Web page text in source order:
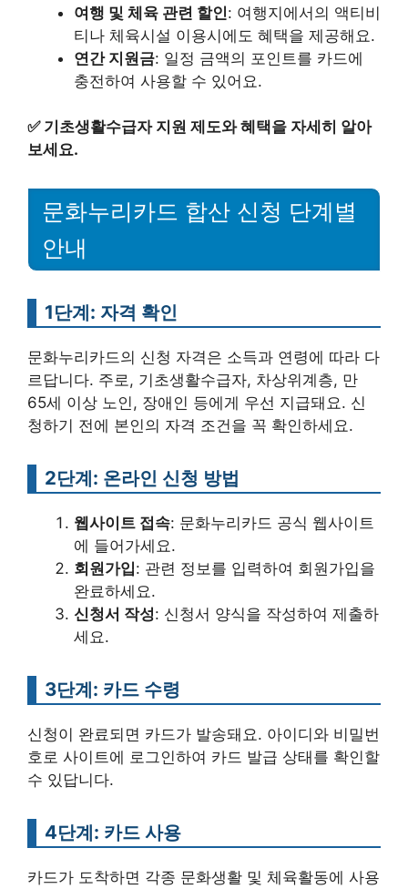
여행 및 체육 관련 할인: 여행지에서의 액티비
티나 체육시설 이용시에도 혜택을 제공해요.
연간 지원금: 일정 금액의 포인트를 카드에
충전하여 사용할 수 있어요.
✅ 기초생활수급자 지원 제도와 혜택을 자세히 알아
보세요.
문화누리카드 합산 신청 단계별
안내
1단계: 자격 확인
문화누리카드의 신청 자격은 소득과 연령에 따라 다
르답니다. 주로, 기초생활수급자, 차상위계층, 만
65세 이상 노인, 장애인 등에게 우선 지급돼요. 신
청하기 전에 본인의 자격 조건을 꼭 확인하세요.
2단계: 온라인 신청 방법
웹사이트 접속: 문화누리카드 공식 웹사이트
에 들어가세요.
회원가입: 관련 정보를 입력하여 회원가입을
완료하세요.
신청서 작성: 신청서 양식을 작성하여 제출하
세요.
3단계: 카드 수령
신청이 완료되면 카드가 발송돼요. 아이디와 비밀번
호로 사이트에 로그인하여 카드 발급 상태를 확인할
수 있답니다.
4단계: 카드 사용
카드가 도착하면 각종 문화생활 및 체육활동에 사용